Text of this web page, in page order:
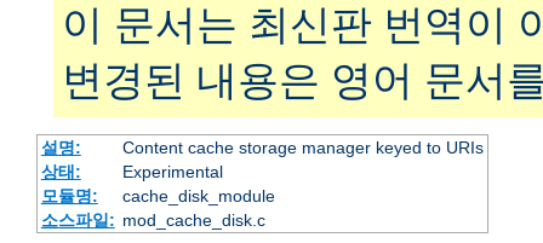
이 문서는 최신판 번역이
변경된 내용은 영어 문서
설명:
Content cache storage manager keyed to URIs
상태:
Experimental
모듈명:
cache_disk_module
소스파일: mod_cache_disk.c